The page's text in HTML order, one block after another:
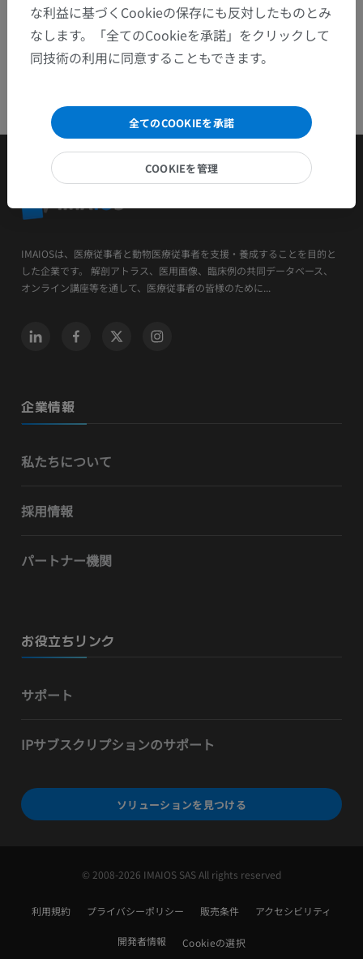
IMAIOSは、医療従事者と動物医療従事者を支援・養成することを目的と
した企業です。 解剖アトラス、医用画像、臨床例の共同データベース、
オンライン講座等を通して、医療従事者の皆様のために...
企業情報
私たちについて
採用情報
パートナー機関
お役立ちリンク
サポート
IPサブスクリプションのサポート
ソリューションを見つける
© 2008-2026 IMAIOS SAS All rights reserved
利用規約 プライバシーポリシー 販売条件 アクセシビリティ
開発者情報 Cookieの選択
な利益に基づくCookieの保存にも反対したものとみ
なします。「全てのCookieを承諾」をクリックして
同技術の利用に同意することもできます。
全てのCOOKIEを承諾
COOKIEを管理